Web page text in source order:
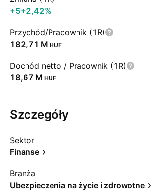
+5+2,42%
Przychód/Pracownik (1R)
‪182,71 M‬ HUF
Dochód netto / Pracownik (1R)
‪18,67 M‬ HUF
Szczegóły
Sektor
Finanse
Branża
Ubezpieczenia na życie i zdrowotne